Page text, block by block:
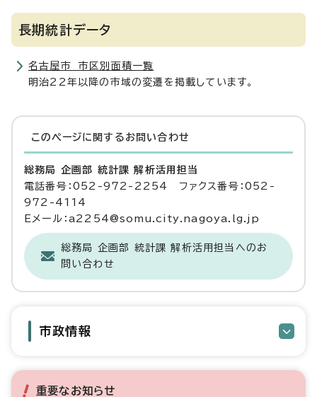
長期統計データ
名古屋市 市区別面積一覧
明治22年以降の市域の変遷を掲載しています。
このページに関する お問い合わせ
総務局 企画部 統計課 解析活用担当
電話番号：052-972-2254 ファクス番号：052-
972-4114
Eメール：a2254@somu.city.nagoya.lg.jp
総務局 企画部 統計課 解析活用担当へのお
問い合わせ
市政情報
重要なお知らせ